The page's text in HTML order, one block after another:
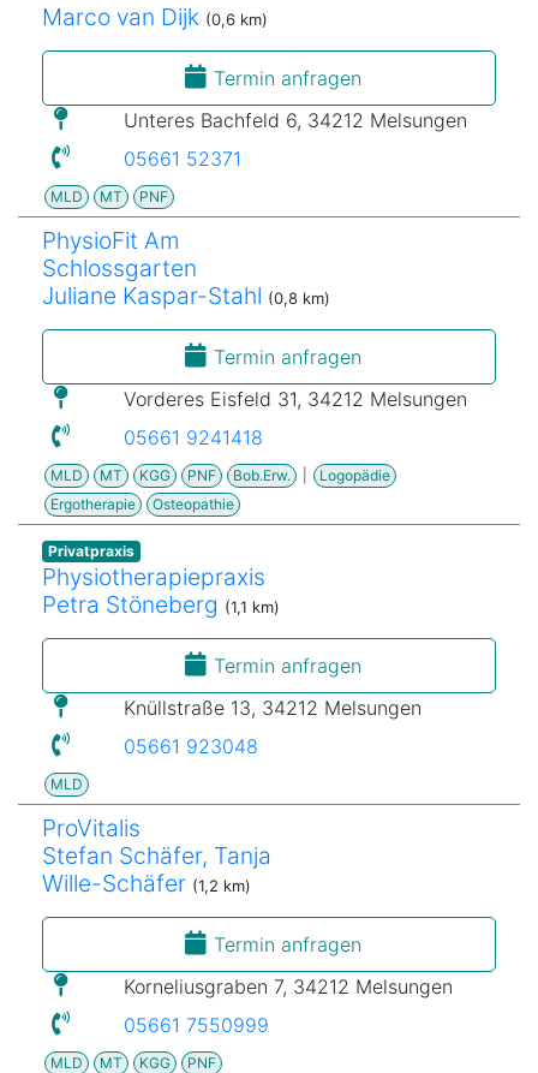
Marco van Dijk (0,6 km)
Termin anfragen
Unteres Bachfeld 6, 34212 Melsungen
05661 52371
MLD MT PNF
PhysioFit Am
Schlossgarten
Juliane Kaspar-Stahl (0,8 km)
Termin anfragen
Vorderes Eisfeld 31, 34212 Melsungen
05661 9241418
MLD MT KGG PNF Bob.Erw.
Logopädie
Ergotherapie
Osteopathie
Privatpraxis
Physiotherapiepraxis
Petra Stöneberg (1,1 km)
Termin anfragen
Knüllstraße 13, 34212 Melsungen
05661 923048
MLD
ProVitalis
Stefan Schäfer, Tanja
Wille-Schäfer (1,2 km)
Termin anfragen
Korneliusgraben 7, 34212 Melsungen
05661 7550999
MLD MT KGG PNF